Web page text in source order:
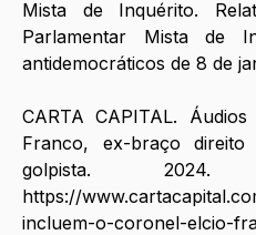
Mista de Inquérito.
Parlamentar Mista de
antidemocráticos de 8 de
CARTA CAPITAL.
Franco, ex-braço
https://
incluem-o-coronel-elcio-